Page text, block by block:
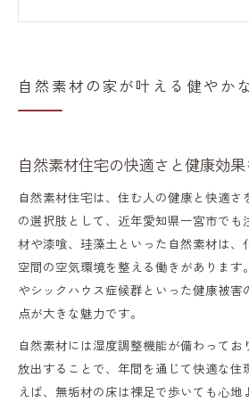
自然素材住宅の経年変化
愛知県一宮市で自然素材建築
自然素材建築が地域に根
一宮市の気候に合う自然
自然素材建築を選ぶ家族
持続可能な地域づくりと
子育て世代に自然素材の家が
自然素材が子どもの健康
家族の安心を支える自然
自然素材の家が叶える健やか
自然素材住宅の快適さと健康効
自然素材住宅は、住む人の健康と快適さ
の選択肢として、近年愛知県一宮市でも
材や漆喰、珪藻土といった自然素材は、
空間の空気環境を整える働きがあります
やシックハウス症候群といった健康被害
点が大きな魅力です。
自然素材には湿度調整機能が備わってお
放出することで、年間を通じて快適な住
えば、無垢材の床は裸足で歩いても心